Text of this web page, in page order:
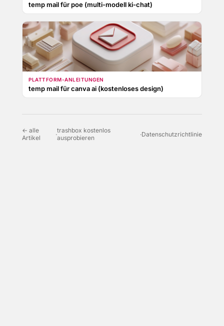
temp mail für poe (multi-modell ki-chat)
PLATTFORM-ANLEITUNGEN
temp mail für canva ai (kostenloses design)
← alle
Artikel
·trashbox kostenlos
ausprobieren
·Datenschutzrichtlinie